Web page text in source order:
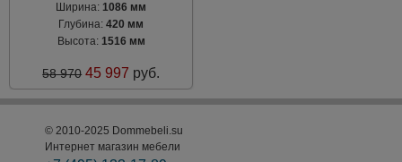
Ширина:1086 мм
Глубина:420 мм
Высота: 1516 мм
58 970 45 997 руб.
© 2010-2025 Dommebeli.su
Интернет магазин мебели